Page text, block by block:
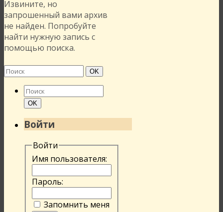
Извините, но
запрошенный вами архив
не найден. Попробуйте
найти нужную запись с
помощью поиска.
Найти: Поиск
OK
Найти:
Поиск
OK
Войти
Войти
Имя пользователя:
Пароль:
Запомнить меня